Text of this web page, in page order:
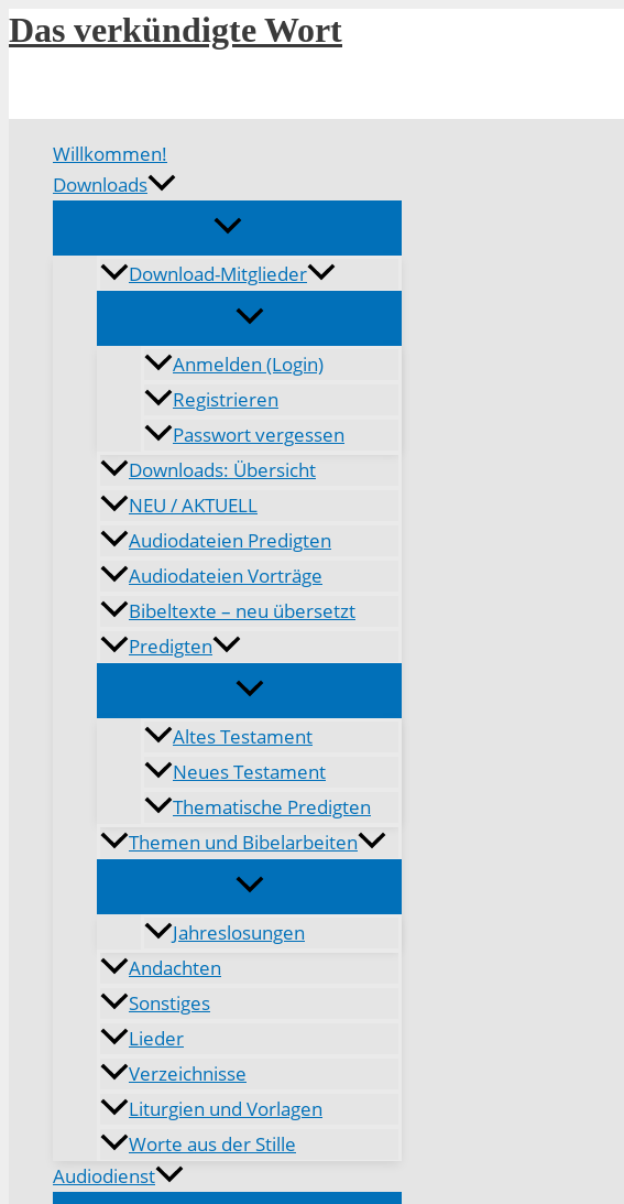
Zum
Inhalt
Das verkündigte Wort
Willkommen!
Downloads
Download-Mitglieder
Anmelden (Login)
Registrieren
Passwort vergessen
Downloads: Übersicht
NEU / AKTUELL
Audiodateien Predigten
Audiodateien Vorträge
Bibeltexte – neu übersetzt
Predigten
Altes Testament
Neues Testament
Thematische Predigten
Themen und Bibelarbeiten
Jahreslosungen
Andachten
Sonstiges
Lieder
Verzeichnisse
Liturgien und Vorlagen
Worte aus der Stille
Audiodienst